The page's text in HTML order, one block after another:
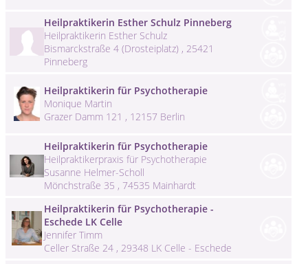
Heilpraktikerin Esther Schulz Pinneberg
Heilpraktikerin Esther Schulz
Bismarckstraße 4 (Drosteiplatz) , 25421
Pinneberg
Heilpraktikerin für Psychotherapie
Monique Martin
Grazer Damm 121 , 12157 Berlin
Heilpraktikerin für Psychotherapie
Heilpraktikerpraxis für Psychotherapie
Susanne Helmer-Scholl
Mönchstraße 35 , 74535 Mainhardt
Heilpraktikerin für Psychotherapie -
Eschede LK Celle
Jennifer Timm
Celler Straße 24 , 29348 LK Celle - Eschede